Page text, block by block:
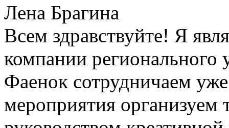
Лена Брагина
Всем здравствуйте! Я
компании регионального
Фаенок сотрудничаем
мероприятия организуем